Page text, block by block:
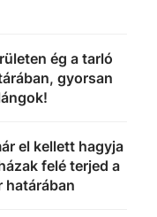
ég a tarló
gyorsan
el kellett hagyja
felé terjed a
határában